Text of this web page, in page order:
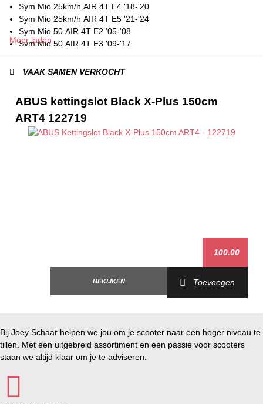
Sym Mio 25km/h AIR 4T E4 '18-'20
Sym Mio 25km/h AIR 4T E5 '21-'24
Sym Mio 50 AIR 4T E2 '05-'08
Sym Mio 50 AIR 4T E3 '09-'17
Sym Mio 50i AIR 4T E5 '21-'24
Sym Tonik 50 AIR 4T E3 '10-'14
Meer laden
VAAK SAMEN VERKOCHT
ABUS kettingslot Black X-Plus 150cm
ART4 122719
100.00
BEKIJKEN Toevoegen
Bij Joey Schaar helpen we jou om je scooter naar een hoger niveau te
tillen. Met een uitgebreid assortiment en een passie voor scooters
staan we altijd klaar om je te adviseren.